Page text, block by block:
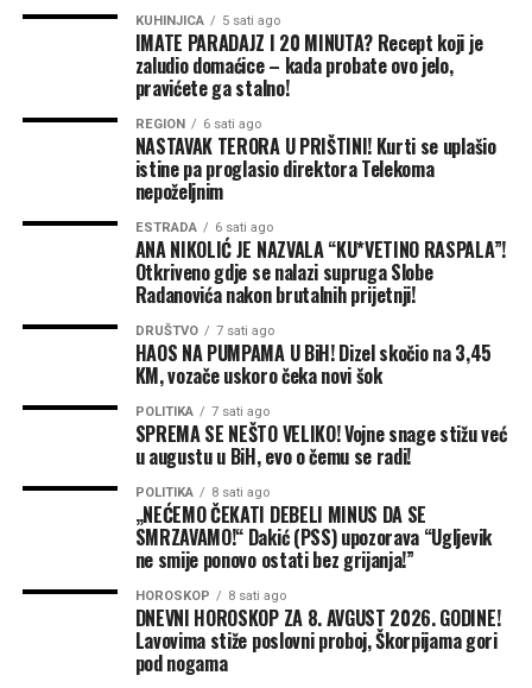
KUHINJICA 5 sati ago
IMATE PARADAJZ I 20 MINUTA? Recept koji je
zaludio domaćice – kada probate ovo jelo,
pravićete ga stalno!
REGION 6 sati ago
NASTAVAK TERORA U PRIŠTINI! Kurti se uplašio
istine pa proglasio direktora Telekoma
nepoželjnim
ESTRADA 6 sati ago
ANA NIKOLIĆ JE NAZVALA “KU*VETINO RASPALA”!
Otkriveno gdje se nalazi supruga Slobe
Radanovića nakon brutalnih prijetnji!
DRUŠTVO 7 sati ago
HAOS NA PUMPAMA U BiH! Dizel skočio na 3,45
KM, vozače uskoro čeka novi šok
POLITIKA 7 sati ago
SPREMA SE NEŠTO VELIKO! Vojne snage stižu već
u augustu u BiH, evo o čemu se radi!
POLITIKA 8 sati ago
„NEĆEMO ČEKATI DEBELI MINUS DA SE
SMRZAVAMO!“ Dakić (PSS) upozorava “Ugljevik
ne smije ponovo ostati bez grijanja!”
HOROSKOP 8 sati ago
DNEVNI HOROSKOP ZA 8. AVGUST 2026. GODINE!
Lavovima stiže poslovni proboj, Škorpijama gori
pod nogama